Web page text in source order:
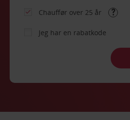
Chauffør over 25 år
Jeg har en rabatkode